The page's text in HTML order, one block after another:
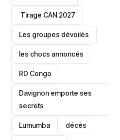
‎ Tirage CAN 2027
Les groupes dévoilés
les chocs annoncés
‎RD Congo
Davignon emporte ses
secrets
Lumumba décès